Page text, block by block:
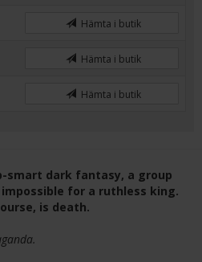
Hämta i butik
Hämta i butik
Hämta i butik
smart dark fantasy, a group
for a ruthless king.
is death.